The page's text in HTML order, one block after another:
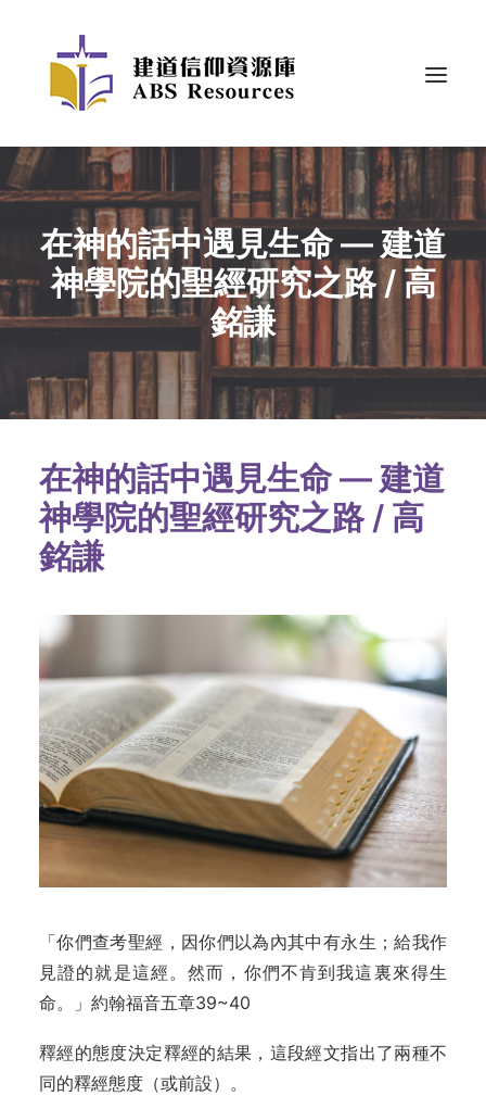
在神的話中遇見生命 — 建道
神學院的聖經研究之路 / 高
銘謙
在神的話中遇見生命 — 建道
神學院的聖經研究之路 / 高
銘謙
「你們查考聖經，因你們以為內其中有永生；給我作
見證的就是這經。然而，你們不肯到我這裏來得生
命。」約翰福音五章39~40
釋經的態度決定釋經的結果，這段經文指出了兩種不
同的釋經態度（或前設）。